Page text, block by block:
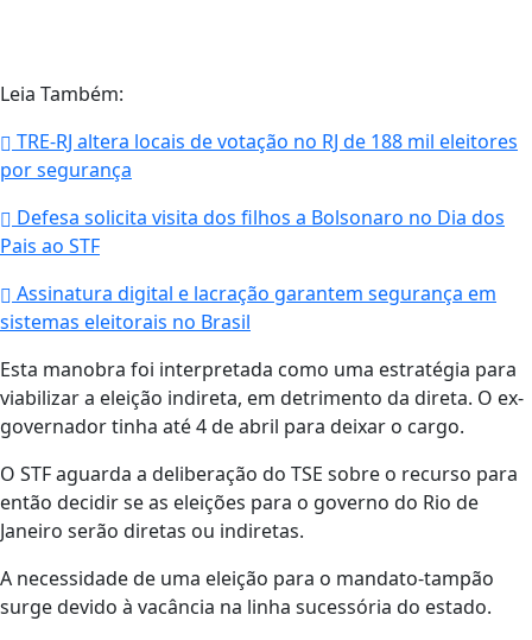
Leia Também:
TRE-RJ altera locais de votação no RJ de 188 mil eleitores
por segurança
Defesa solicita visita dos filhos a Bolsonaro no Dia dos
Pais ao STF
Assinatura digital e lacração garantem segurança em
sistemas eleitorais no Brasil
Esta manobra foi interpretada como uma estratégia para
viabilizar a eleição indireta, em detrimento da direta. O ex-
governador tinha até 4 de abril para deixar o cargo.
O STF aguarda a deliberação do TSE sobre o recurso para
então decidir se as eleições para o governo do Rio de
Janeiro serão diretas ou indiretas.
A necessidade de uma eleição para o mandato-tampão
surge devido à vacância na linha sucessória do estado.